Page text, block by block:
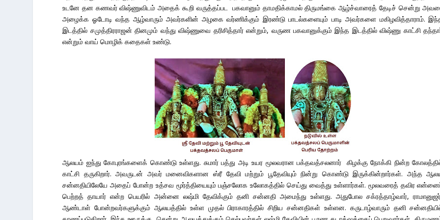
உடனே தன கணவர் விஷ்ணுவிடம் அதைக் கூறி வருத்தப்பட பகவானும் தாமதிக்காமல் திருமங்கை ஆழ்ச்வாரைத் தேடிச் சென்று
அழைக்க ஓடோடி வந்த ஆழ்வாரும் அவர்களின் அழகை வர்ணிக்கும் இரண்டு பாடல்களையும் பாடி அவர்களை மகிழவித்தாராம்.
இடத்தில் சமுத்திரராஜன் தினமும் வந்து விஷ்ணுவை தரிசித்தார் என்றும், வருண பகவானுக்கும் இந்த இடத்தில் விஷ்ணு காட்சி
என்றும் வாய் மொழிக் கதைகள் உண்டு.
ஆலயம் ஐந்து கோபுரங்களைக் கொண்டு உள்ளது. சுமார் பத்து அடி உயர மூலவரான பக்தவத்சலனார் கிழக்கு நோக்கி நின்ற
காட்சி தருகிறார். அவருடன் அவர் மனைவிகளான ஸ்ரீ தேவி மற்றும் பூதேவியும் நின்று கொண்டு இருக்கின்றார்கள். அந்த
சன்னதியிலேயே அதைப் போன்ற உத்சவ மூர்த்தியையும் பஞ்சலோக உலோகத்தில் செய்து வைத்து உள்ளார்கள். மூலவரைத் தவிர
பெற்றத் தாயார் என்ற பெயரில் அன்னை லஷ்மி தேவிக்கும் தனி சன்னதி அமைந்து உள்ளது. அதுபோல சக்ரத்தாழ்வார்,
ஆண்டாள் போன்றவர்களுக்கும் ஆலயத்தில் உள்ள முதல் பிராகாரத்தில் சிறிய சன்னதிகள் உள்ளன. கருடாழ்வாரும் தனி